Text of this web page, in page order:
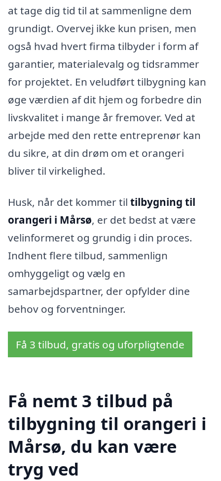
at tage dig tid til at sammenligne dem
grundigt. Overvej ikke kun prisen, men
også hvad hvert firma tilbyder i form af
garantier, materialevalg og tidsrammer
for projektet. En veludført tilbygning kan
øge værdien af dit hjem og forbedre din
livskvalitet i mange år fremover. Ved at
arbejde med den rette entreprenør kan
du sikre, at din drøm om et orangeri
bliver til virkelighed.
Husk, når det kommer til tilbygning til
orangeri i Mårsø, er det bedst at være
velinformeret og grundig i din proces.
Indhent flere tilbud, sammenlign
omhyggeligt og vælg en
samarbejdspartner, der opfylder dine
behov og forventninger.
Få 3 tilbud, gratis og uforpligtende
Få nemt 3 tilbud på
tilbygning til orangeri i
Mårsø, du kan være
tryg ved